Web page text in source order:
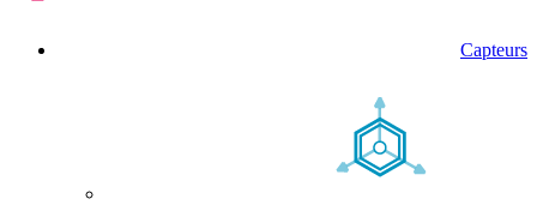
Capteurs